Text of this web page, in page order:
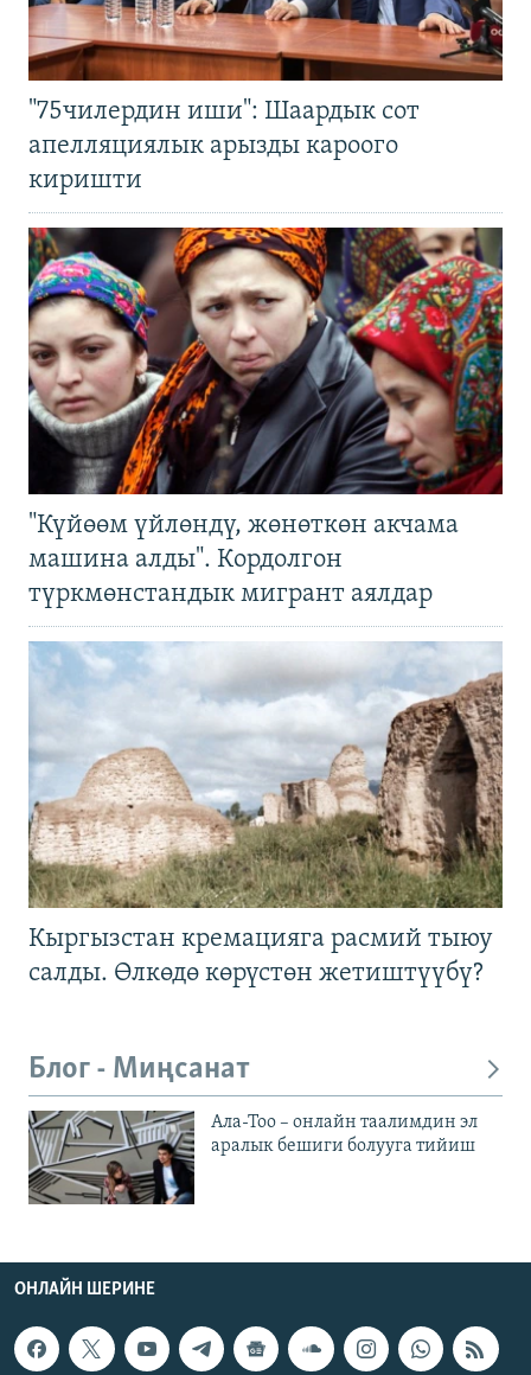
"75чилердин иши": Шаардык сот
апелляциялык арызды кароого
киришти
"Күйөөм үйлөндү, жөнөткөн акчама
машина алды". Кордолгон
түркмөнстандык мигрант аялдар
Кыргызстан кремацияга расмий тыюу
салды. Өлкөдө көрүстөн жетиштүүбү?
Блог - Миңсанат
Ала-Тоо – онлайн таалимдин эл
аралык бешиги болууга тийиш
ОНЛАЙН ШЕРИНЕ